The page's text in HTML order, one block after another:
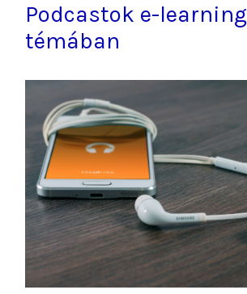
Podcastok e-learning
témában